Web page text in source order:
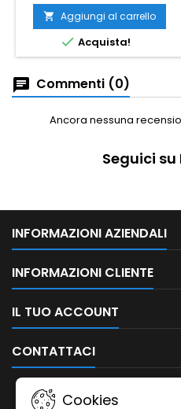
 Aggiungi al carrello
 Acquista!
Commenti (0)
Ancora nessuna
Seguici
INFORMAZIONI AZIENDALI
INFORMAZIONI CLIENTE
IL TUO ACCOUNT
CONTATTACI
Cookies